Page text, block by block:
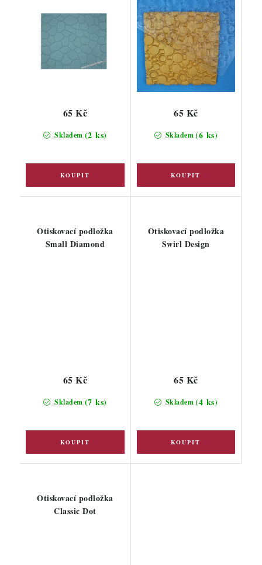
Skladem (2 ks)
65 Kč
Skladem(6 ks)
65 Kč
Otiskovací podložka
Small Diamond
Skladem (7 ks)
65 Kč
Otiskovací podložka
Swirl Design
Skladem(4 ks)
65 Kč
Otiskovací podložka
Classic Dot